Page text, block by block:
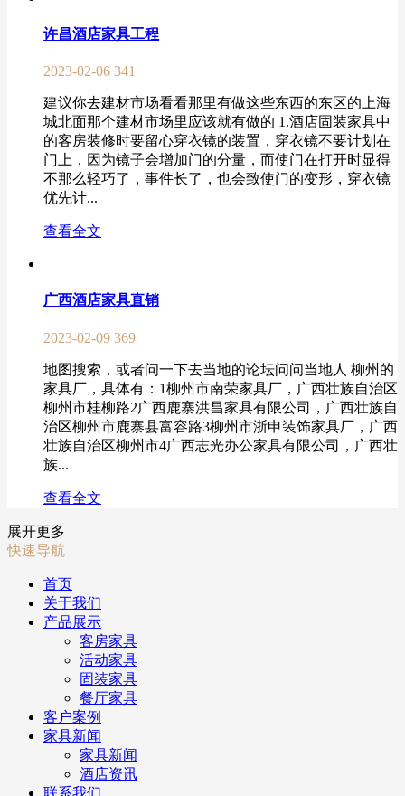
许昌酒店家具工程
2023-02-06 341
建议你去建材市场看看那里有做这些东西的东区的上海
城北面那个建材市场里应该就有做的 1.酒店固装家具中
的客房装修时要留心穿衣镜的装置，穿衣镜不要计划在
门上，因为镜子会增加门的分量，而使门在打开时显得
不那么轻巧了，事件长了，也会致使门的变形，穿衣镜
优先计...
查看全文
广西酒店家具直销
2023-02-09 369
地图搜索，或者问一下去当地的论坛问问当地人 柳州的
家具厂，具体有：1柳州市南荣家具厂，广西壮族自治区
柳州市桂柳路2广西鹿寨洪昌家具有限公司，广西壮族自
治区柳州市鹿寨县富容路3柳州市浙申装饰家具厂，广西
壮族自治区柳州市4广西志光办公家具有限公司，广西壮
族...
查看全文
展开更多
快速导航
首页
关于我们
产品展示
客房家具
活动家具
固装家具
餐厅家具
客户案例
家具新闻
家具新闻
酒店资讯
联系我们